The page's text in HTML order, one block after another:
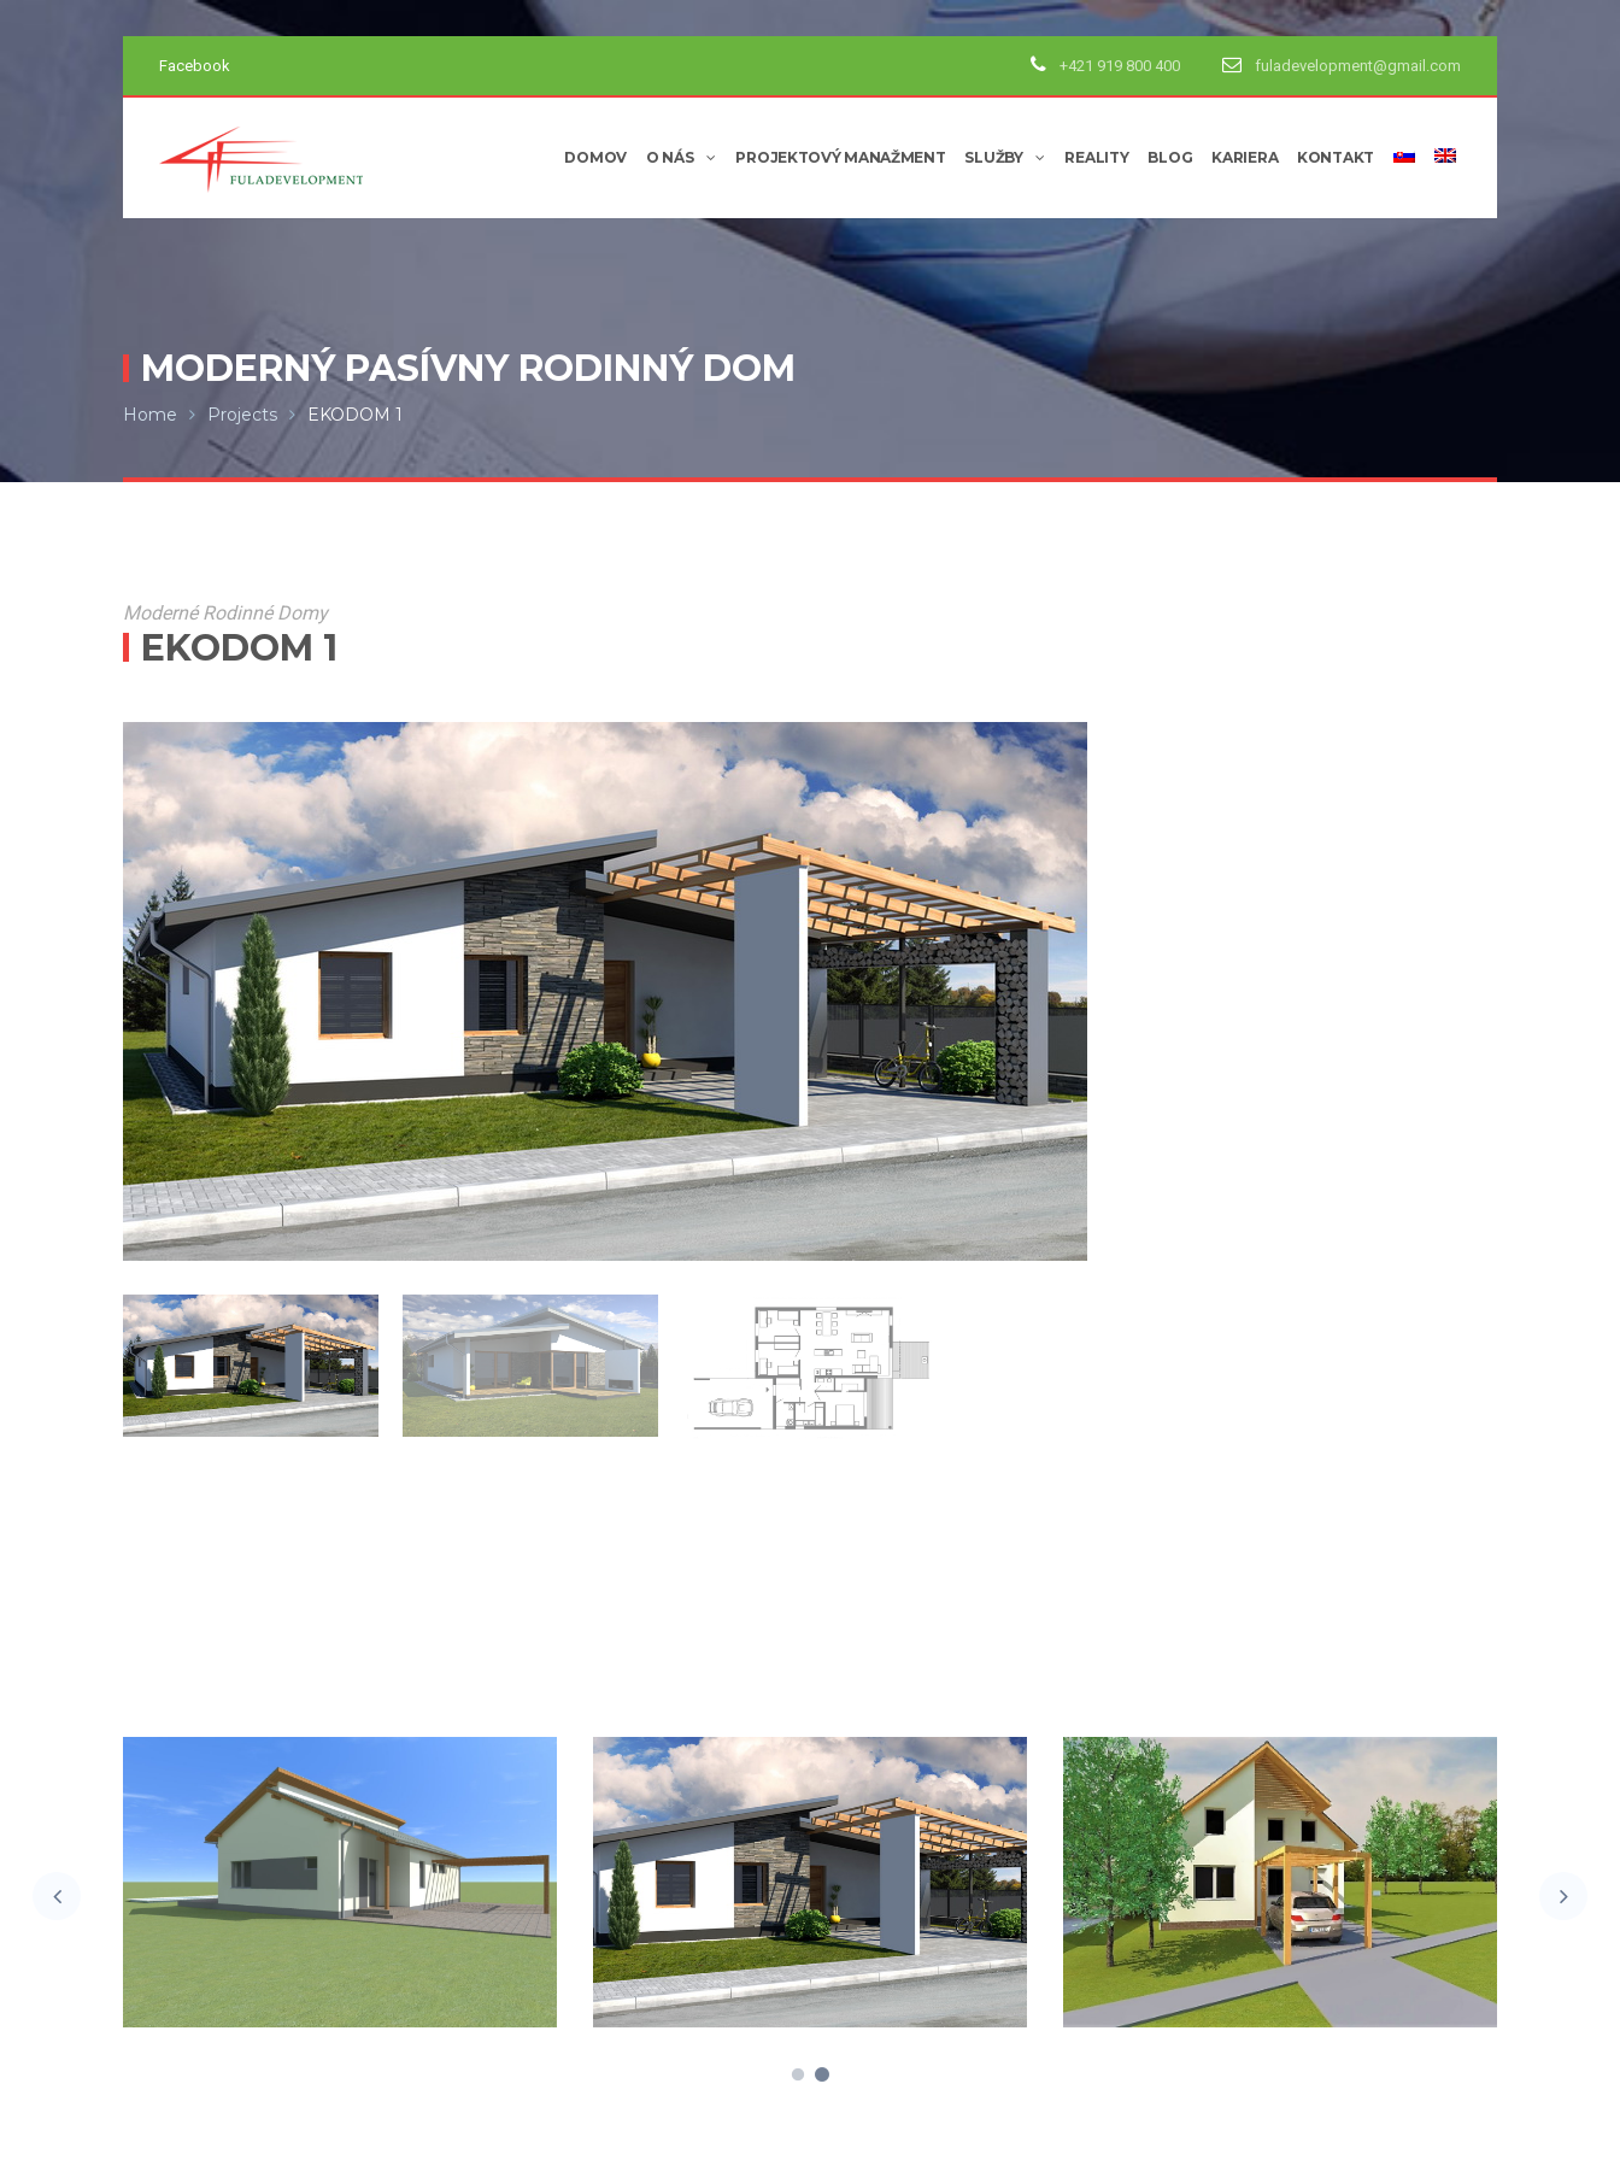
Facebook +421 919 800 400 fuladevelopment@gmail.com
DOMOV O NÁS PROJEKTOVÝ MANAŽMENT SLUŽBY REALITY BLOG KARIERA KONTAKT
MODERNÝ PASÍVNY RODINNÝ DOM
Home Projects EKODOM 1
Moderné Rodinné Domy
EKODOM 1